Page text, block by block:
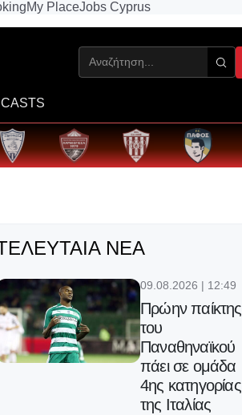
My PlaceJobs Cyprus
ΝΈΑ
09.08.2026 | 12:49
Πρώην παίκτης
του
Παναθηναϊκού
πάει σε ομάδα
4ης κατηγορίας
της Ιταλίας